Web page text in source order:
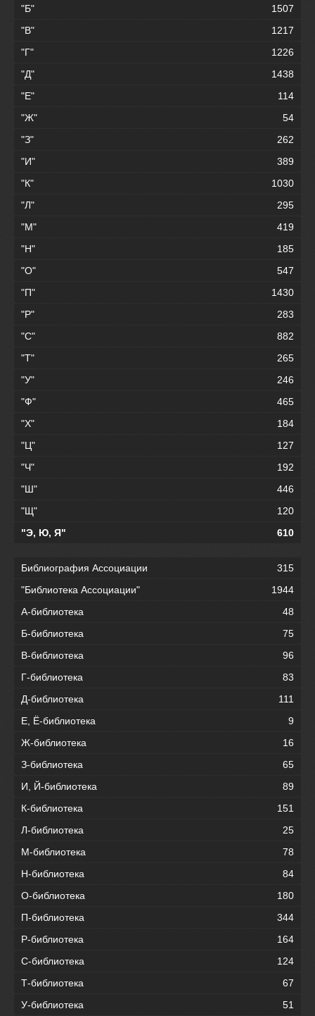
"Б"
1507
"В"
1217
"Г"
1226
"Д"
1438
"Е"
114
"Ж"
54
"З"
262
"И"
389
"К"
1030
"Л"
295
"М"
419
"Н"
185
"О"
547
"П"
1430
"Р"
283
"С"
882
"Т"
265
"У"
246
"Ф"
465
"Х"
184
"Ц"
127
"Ч"
192
"Ш"
446
"Щ"
120
"Э, Ю, Я"
610
Библиография Ассоциации
315
"Библиотека Ассоциации"
1944
А-библиотека
48
Б-библиотека
75
В-библиотека
96
Г-библиотека
83
Д-библиотека
111
Е, Ё-библиотека
9
Ж-библиотека
16
З-библиотека
65
И, Й-библиотека
89
К-библиотека
151
Л-библиотека
25
М-библиотека
78
Н-библиотека
84
О-библиотека
180
П-библиотека
344
Р-библиотека
164
С-библиотека
124
Т-библиотека
67
У-библиотека
51